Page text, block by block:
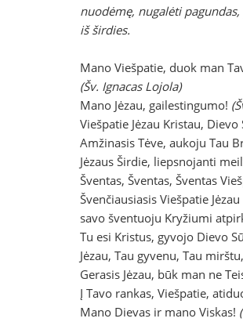
nuodėmę, nugalėti
iš širdies.
Mano Viešpatie, duok man
(Šv. Ignacas Lojola)
Mano Jėzau, gailestingumo!
Viešpatie Jėzau Kristau,
Amžinasis Tėve, aukoju Tau
Jėzaus Širdie, liepsnojanti
Šventas, Šventas, Šventas
Švenčiausiasis Viešpatie
savo šventuoju Kryžiumi
Tu esi Kristus, gyvojo Dievo
Jėzau, Tau gyvenu, Tau
Gerasis Jėzau, būk man ne
Į Tavo rankas, Viešpatie,
Mano Dievas ir mano Viskas!